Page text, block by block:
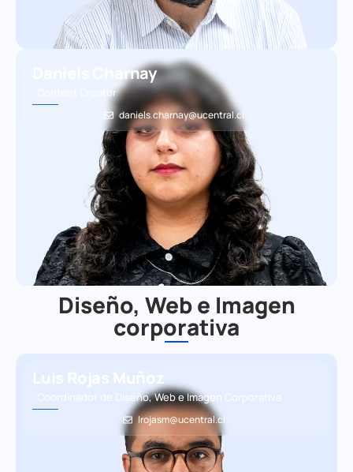
Daniels Charnay
Content Creator
daniels.charnay@ucentral.cl
Diseño, Web e Imagen
corporativa
Luis Rojas Muñoz
Coordinador de Diseño, Web e Imagen Corporativa
lrojasm@ucentral.cl